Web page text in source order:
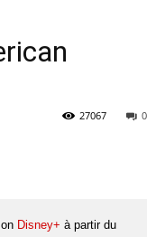
0
27067
Disney+ à partir du